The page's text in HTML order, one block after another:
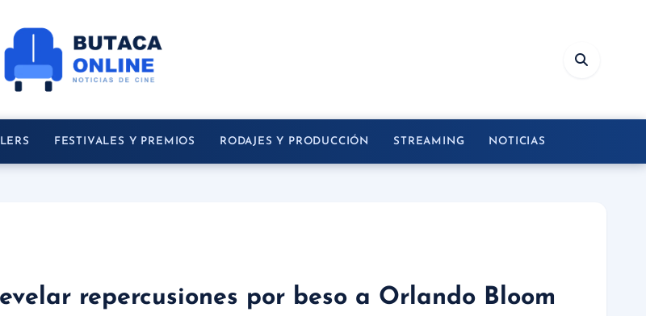
FESTIVALES Y PREMIOS RODAJES Y PRODUCCIÓN STREAMING NOTICIAS
repercusiones por beso a Orlando Bloom